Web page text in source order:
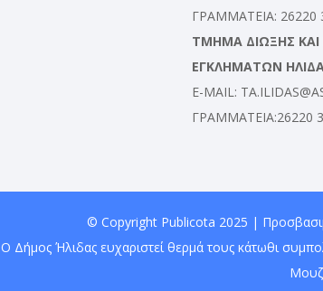
ΓΡΑΜΜΑΤΕΙΑ: 26220
ΤΜΗΜΑ ΔΙΩΞΗΣ ΚΑΙ
ΕΓΚΛΗΜΑΤΩΝ
E-MAIL:
ΓΡΑΜΜΑΤΕΙΑ:26220
© Copyright Publicota 2025 |
Ο Δήμος Ήλιδας ευχαριστεί θερμά τους κάτωθι